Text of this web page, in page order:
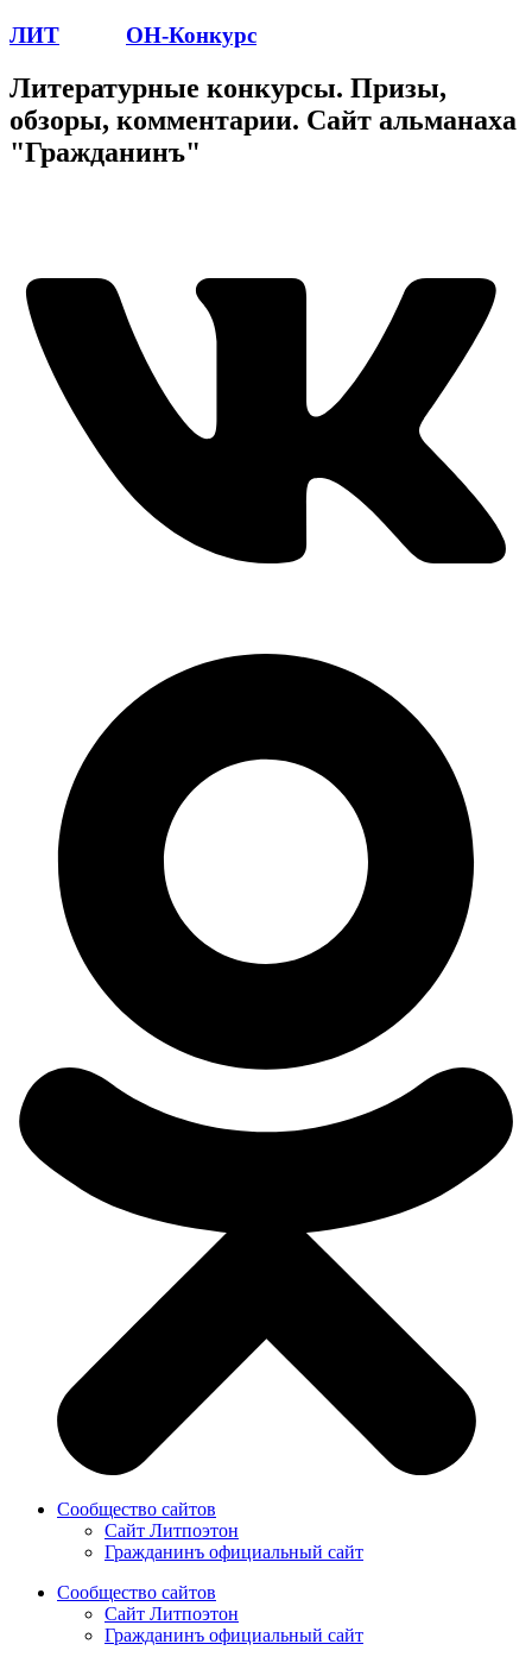
ЛИТ ОН-Конкурс
Литературные конкурсы. Призы,
обзоры, комментарии. Сайт альманаха
"Гражданинъ"
Сообщество сайтов
Сайт Литпоэтон
Гражданинъ официальный сайт
Сообщество сайтов
Сайт Литпоэтон
Гражданинъ официальный сайт